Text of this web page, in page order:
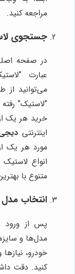
مراجعه کنید.
جستجوی
در صفحه
عبارت
می‌توانید
"لاستیک"
خرید هر یک
اینترنتی
مورد هر یک
انواع لاستیک
متنوع با
انتخاب
پس از ورود
مدل‌ها و
خودرو،
کنید. دقت